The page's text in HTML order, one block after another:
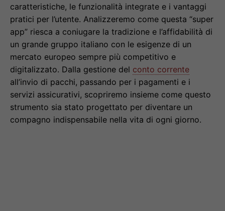
caratteristiche, le funzionalità integrate e i vantaggi
pratici per l’utente. Analizzeremo come questa “super
app” riesca a coniugare la tradizione e l’affidabilità di
un grande gruppo italiano con le esigenze di un
mercato europeo sempre più competitivo e
digitalizzato. Dalla gestione del conto corrente
all’invio di pacchi, passando per i pagamenti e i
servizi assicurativi, scopriremo insieme come questo
strumento sia stato progettato per diventare un
compagno indispensabile nella vita di ogni giorno.